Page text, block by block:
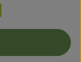
Warenkorb